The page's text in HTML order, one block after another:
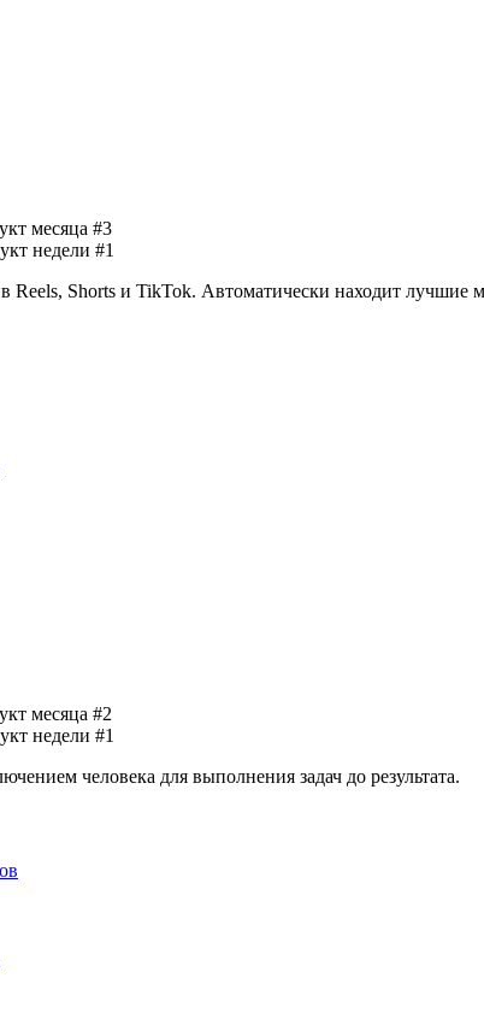
месяца #3
недели #1
Reels, Shorts и TikTok. Автоматически находит лучшие
месяца #2
недели #1
человека для выполнения задач до результата.